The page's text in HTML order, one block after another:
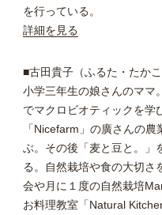
を行っている。
詳細を見る
■古田貴子（ふるた・たか
小学三年生の娘さんのママ
でマクロビオティックを学
「Nicefarm」の廣さんの
ぶ。その後「麦と豆と。」
る。自然栽培や食の大切さ
会や月に１度の自然栽培
お料理教室「Natural